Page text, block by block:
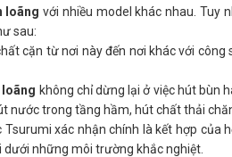
loãng với nhiều model khác nhau. Tuy
sau:
cặn từ nơi này đến nơi khác với
loãng không chỉ dừng lại ở việc hút bùn
nước trong tầng hầm, hút chất thải
xác nhận chính là kết hợp của
những môi trường khắc nghiệt.